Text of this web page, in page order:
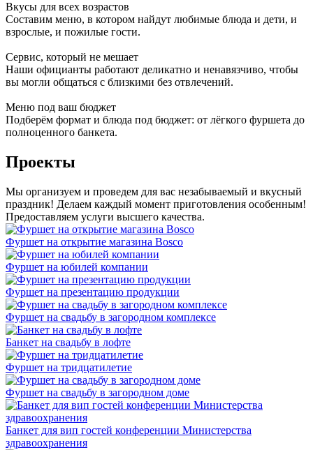
Вкусы для всех возрастов
Составим меню, в котором найдут любимые блюда и дети, и
взрослые, и пожилые гости.
Сервис, который не мешает
Наши официанты работают деликатно и ненавязчиво, чтобы
вы могли общаться с близкими без отвлечений.
Меню под ваш бюджет
Подберём формат и блюда под бюджет: от лёгкого фуршета до
полноценного банкета.
Проекты
Мы организуем и проведем для вас незабываемый и вкусный
праздник! Делаем каждый момент приготовления особенным!
Предоставляем услуги высшего качества.
Фуршет на открытие магазина Bosco
Фуршет на юбилей компании
Фуршет на презентацию продукции
Фуршет на свадьбу в загородном комплексе
Банкет на свадьбу в лофте
Фуршет на тридцатилетие
Фуршет на свадьбу в загородном доме
Банкет для вип гостей конференции Министерства
здравоохранения